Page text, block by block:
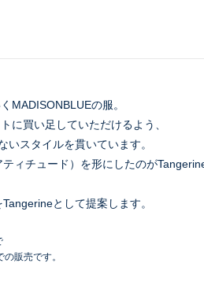
MADISONBLUEの服。
に買い足していただけるよう、
いスタイルを貫いています。
ィチュード）を形にしたのがTangerine
Tangerineとして提案します。
販売です。